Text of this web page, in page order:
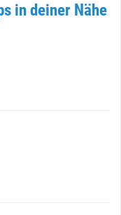
in deiner Nähe